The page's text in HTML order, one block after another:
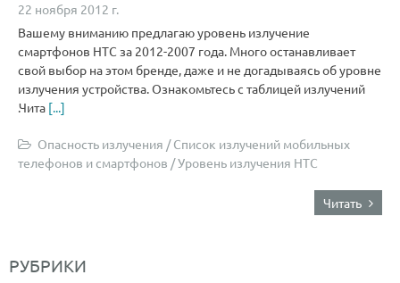
РУБРИКИ
22 ноября 2012 г.
Вашему вниманию предлагаю уровень излучение
смартфонов HTC за 2012-2007 года. Много останавливает
свой выбор на этом бренде, даже и не догадываясь об уровне
излучения устройства. Ознакомьтесь с таблицей излучений
.Чита [...]
Опасность излучения /Список излучений мобильных
телефонов и смартфонов /Уровень излучения HTC
Читать